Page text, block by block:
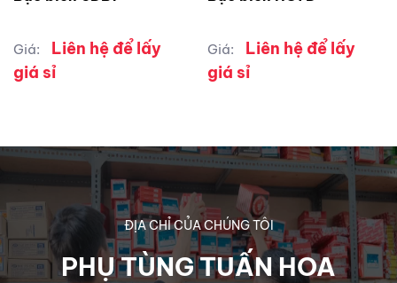
Giá:
Liên hệ để lấy
giá sỉ
Giá:
Liên hệ để lấy
giá sỉ
ĐỊA CHỈ CỦA CHÚNG TÔI
PHỤ TÙNG TUẤN HOA